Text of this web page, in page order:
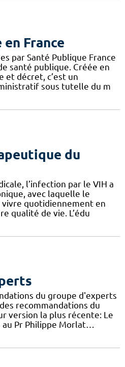
France
par Santé Publique France
santé publique. Créée en
et décret, c’est un
sous tutelle du m
du
l’infection par le VIH a
avec laquelle le
quotidiennement en
qualité de vie. L’édu
du groupe d'experts
recommandations du
version la plus récente: Le
au Pr Philippe Morlat…